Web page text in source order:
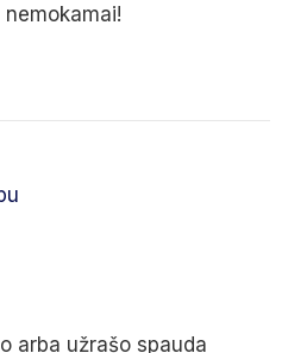
arba užrašo spauda